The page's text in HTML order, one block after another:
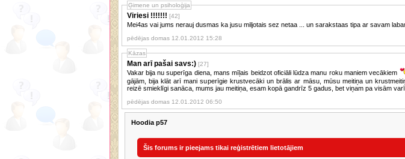
Ģimene un psiholoģija
Viriesi !!!!!!! [42]
Mei4as vai jums nerauj dusmas ka jusu miljotais sez netaa ... un sarakstaas tipa ar savam
pēdējas domas 12.01.2012 15:28
Kāzas
Man arī pašai savs:) [27]
Vakar bija nu superīga diena, mans mīļais beidzot oficiāli lūdza manu roku maniem vecākiem
gājām, bija klāt arī mani superīgie krustvecāki un brālis ar māsu, mūsu meitiņa un
reizē smieklīgi sanāca, mums jau meitiņa, esam kopā gandrīz 5 gadus, bet viņam pa visām
pēdējas domas 12.01.2012 06:50
Hoodia p57
Šis forums ir pieejams tikai reģistrētiem lietotājiem